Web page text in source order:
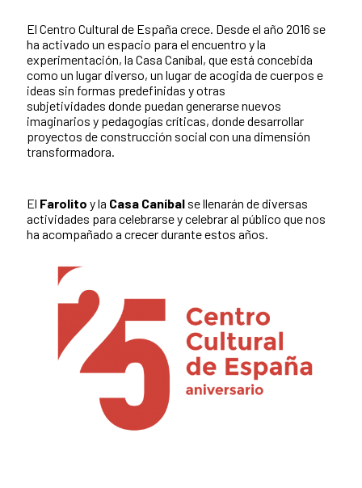
El Centro Cultural de España crece. Desde el año 2016 se
ha activado un espacio para el encuentro y la
experimentación, la Casa Caníbal, que está concebida
como un lugar diverso, un lugar de acogida de cuerpos e
ideas sin formas predefinidas y otras
subjetividades donde puedan generarse nuevos
imaginarios y pedagogías críticas, donde desarrollar
proyectos de construcción social con una dimensión
transformadora.
El Farolito y la Casa Caníbal se llenarán de diversas
actividades para celebrarse y celebrar al público que nos
ha acompañado a crecer durante estos años.